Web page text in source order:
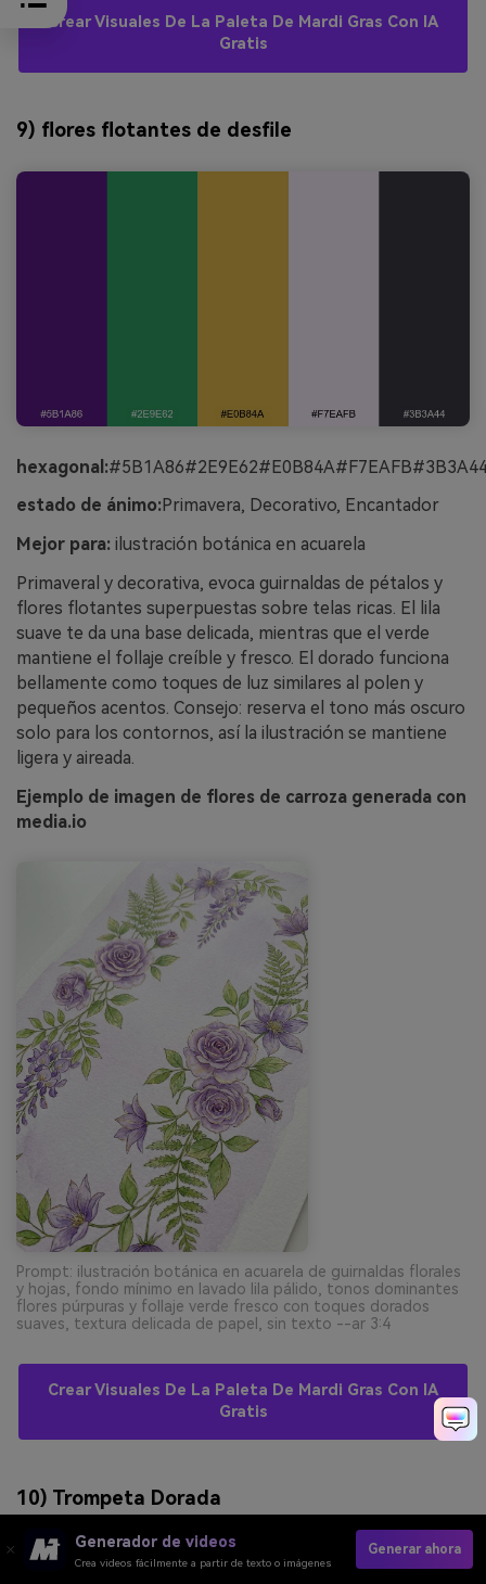
Crear Visuales De La Paleta De Mardi Gras Con IA
Gratis
9) flores flotantes de desfile
hexagonal:
estado de ánimo:Primavera, Decorativo, Encantador
Mejor para: ilustración botánica en acuarela
Primaveral y decorativa, evoca guirnaldas de pétalos y
flores flotantes superpuestas sobre telas ricas. El lila
suave te da una base delicada, mientras que el verde
mantiene el follaje creíble y fresco. El dorado funciona
bellamente como toques de luz similares al polen y
pequeños acentos. Consejo: reserva el tono más oscuro
solo para los contornos, así la ilustración se mantiene
ligera y aireada.
Ejemplo de imagen de flores de carroza generada con
media.io
Prompt: ilustración botánica en acuarela de guirnaldas florales
y hojas, fondo mínimo en lavado lila pálido, tonos dominantes
flores púrpuras y follaje verde fresco con toques dorados
suaves, textura delicada de papel, sin texto --ar 3:4
Crear Visuales De La Paleta De Mardi Gras Con IA
Gratis
10) Trompeta Dorada
Generador de videos
Crea videos fácilmente a partir de texto o imágenes
Generar ahora